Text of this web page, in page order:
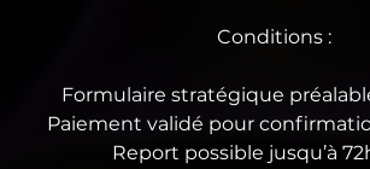
Conditions :
Formulaire stratégique
Paiement validé pour
Report possible jusqu’à